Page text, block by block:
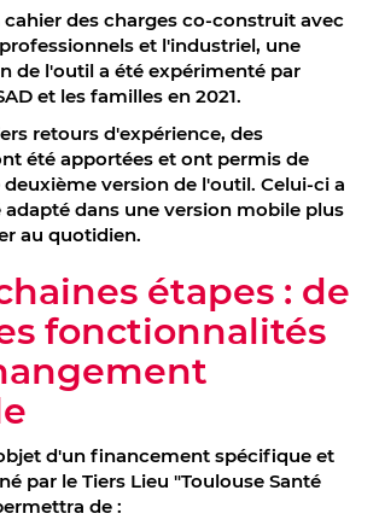
cahier des charges co-construit avec
et l'industriel, une
de l'outil a été expérimenté par
et les familles en 2021.
retours d'expérience, des
été apportées et ont permis de
version de l'outil. Celui-ci a
dans une version mobile plus
au quotidien.
étapes : de
fonctionnalités
d'un financement spécifique et
par le Tiers Lieu "Toulouse Santé
de :